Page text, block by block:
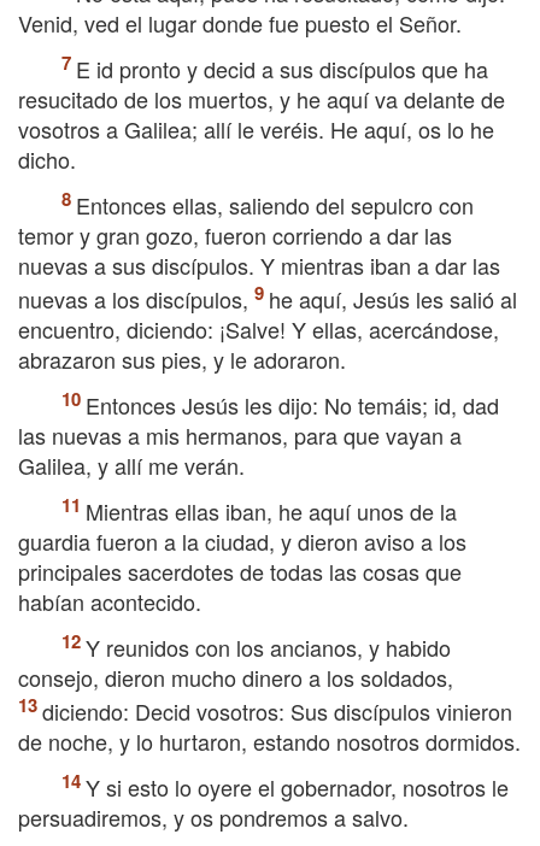
Venid, ved el lugar donde fue puesto el Señor.
E id pronto y decid a sus discípulos que ha
resucitado de los muertos, y he aquí va delante de
vosotros a Galilea; allí le veréis. He aquí, os lo he
dicho.
Entonces ellas, saliendo del sepulcro con
temor y gran gozo, fueron corriendo a dar las
nuevas a sus discípulos. Y mientras iban a dar las
nuevas a los discípulos,
he aquí, Jesús les salió al
encuentro, diciendo: ¡Salve! Y ellas, acercándose,
abrazaron sus pies, y le adoraron.
Entonces Jesús les dijo: No temáis; id, dad
las nuevas a mis hermanos, para que vayan a
Galilea, y allí me verán.
Mientras ellas iban, he aquí unos de la
guardia fueron a la ciudad, y dieron aviso a los
principales sacerdotes de todas las cosas que
habían acontecido.
Y reunidos con los ancianos, y habido
consejo, dieron mucho dinero a los soldados,
diciendo: Decid vosotros: Sus discípulos vinieron
de noche, y lo hurtaron, estando nosotros dormidos.
Y si esto lo oyere el gobernador, nosotros le
persuadiremos, y os pondremos a salvo.